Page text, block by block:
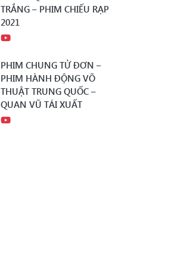
TRẮNG – PHIM CHIẾU RẠP
2021
PHIM CHUNG TỬ ĐƠN –
PHIM HÀNH ĐỘNG VÕ
THUẬT TRUNG QUỐC –
QUAN VŨ TÁI XUẤT